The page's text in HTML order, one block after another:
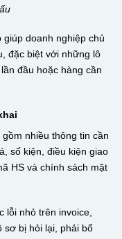
doanh nghiệp chủ
đặc biệt với những lô
đầu hoặc hàng cần
nhiều thông tin cần
số kiện, điều kiện giao
HS và chính sách mặt
lỗi nhỏ trên invoice,
sơ bị hỏi lại, phải bổ